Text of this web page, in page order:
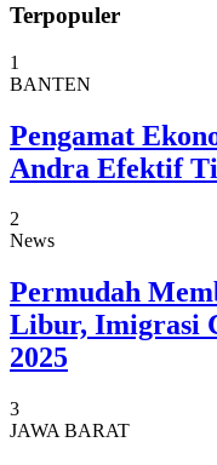
Terpopuler
1
BANTEN
Pengamat
Andra Efektif
2
News
Permudah
Libur, Imigrasi
2025
3
JAWA BARAT